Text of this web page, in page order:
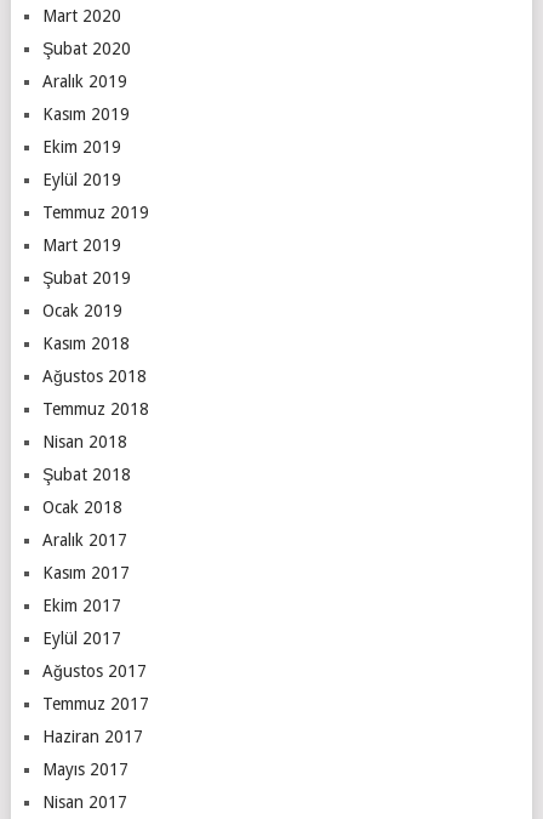
Mart 2020
Şubat 2020
Aralık 2019
Kasım 2019
Ekim 2019
Eylül 2019
Temmuz 2019
Mart 2019
Şubat 2019
Ocak 2019
Kasım 2018
Ağustos 2018
Temmuz 2018
Nisan 2018
Şubat 2018
Ocak 2018
Aralık 2017
Kasım 2017
Ekim 2017
Eylül 2017
Ağustos 2017
Temmuz 2017
Haziran 2017
Mayıs 2017
Nisan 2017